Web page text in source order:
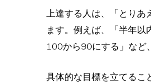
上達する人は、「とりあ
ます。例えば、「半年
100から90にする」など
具体的な目標を立てるこ